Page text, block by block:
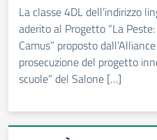
La classe 4DL dell’indirizzo
aderito al Progetto “La
Camus” proposto
prosecuzione del progetto
scuole” del Salone […]